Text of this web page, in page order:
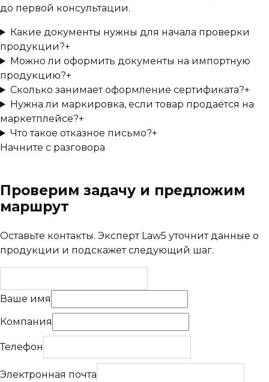
до первой консультации.
Какие документы нужны для начала проверки
продукции?+
Можно ли оформить документы на импортную
продукцию?+
Сколько занимает оформление сертификата?+
Нужна ли маркировка, если товар продаётся на
маркетплейсе?+
Что такое отказное письмо?+
Начните с разговора
Проверим задачу и предложим
маршрут
Оставьте контакты. Эксперт Law5 уточнит данные о
продукции и подскажет следующий шаг.
Ваше имя
Компания
Телефон
Электронная почта